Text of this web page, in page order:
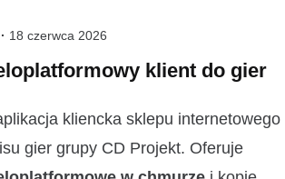
18 czerwca 2026
klient do gier
kliencka sklepu internetowego
gier grupy CD Projekt. Oferuje